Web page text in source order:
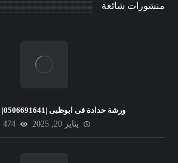
منشورات شائعة
ورشة حدادة فى ابوظبى |0506691641| حداد رخيص
يناير 20, 2025
474